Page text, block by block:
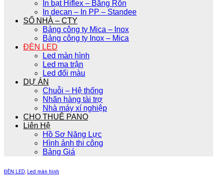
In bạt Hiflex – Băng Rôn
In decan – In PP – Standee
SỐ NHÀ – CTY
Bảng công ty Mica – Inox
Bảng công ty Inox – Mica
ĐÈN LED
Led màn hình
Led ma trận
Led đổi màu
DỰ ÁN
Chuỗi – Hệ thống
Nhãn hàng tài trợ
Nhà máy xí nghiệp
CHO THUÊ PANO
Liên Hệ
Hồ Sơ Năng Lực
Hình ảnh thi công
Bảng Giá
ĐÈN LED, Led màn hình